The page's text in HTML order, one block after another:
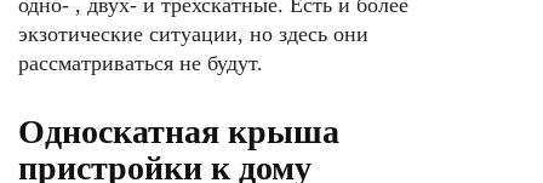
одно- , двух- и трёхскатные. Есть и более
экзотические ситуации, но здесь они
рассматриваться не будут.
Односкатная крыша
пристройки к дому